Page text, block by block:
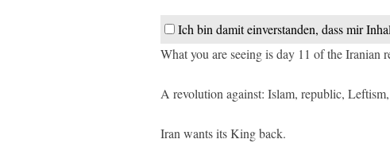
Ich bin damit einverstanden, dass mir
What you are seeing is day 11 of the Iranian
A revolution against: Islam, republic,
Iran wants its King back.